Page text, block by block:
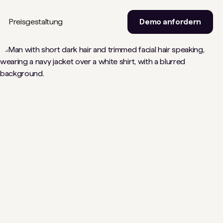
Preisgestaltung Demo anfordern